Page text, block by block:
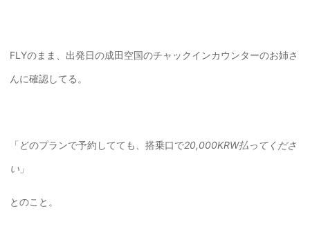
FLYのまま、出発日の成田空国のチャックインカウンターのお姉さ
んに確認してる。
「どのプランで予約してても、搭乗口で20,000KRW払ってくださ
い」
とのこと。